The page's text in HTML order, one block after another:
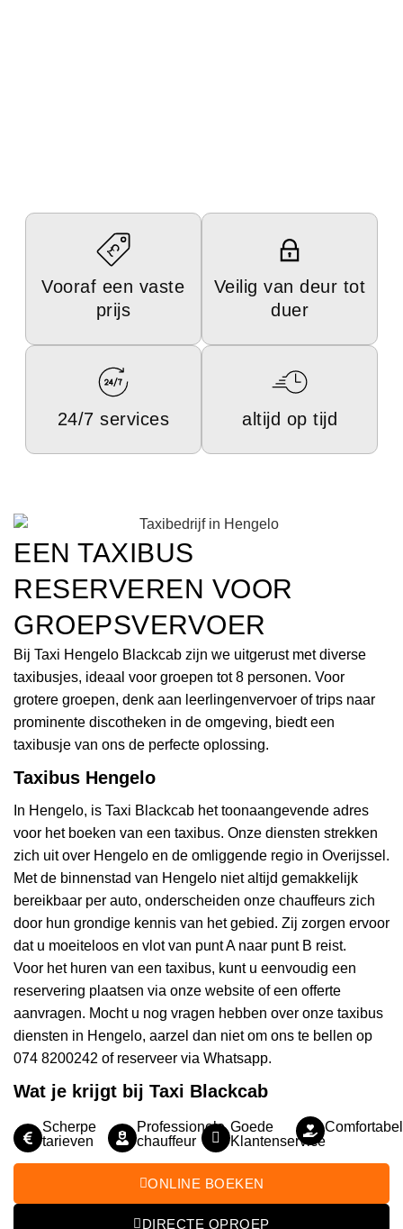
Vooraf een vaste
prijs
Veilig van deur tot
duer
24/7 services altijd op tijd
EEN TAXIBUS
RESERVEREN VOOR
GROEPSVERVOER
Bij Taxi Hengelo Blackcab zijn we uitgerust met diverse
taxibusjes, ideaal voor groepen tot 8 personen. Voor
grotere groepen, denk aan leerlingenvervoer of trips naar
prominente discotheken in de omgeving, biedt een
taxibusje van ons de perfecte oplossing.
Taxibus Hengelo
In Hengelo, is Taxi Blackcab het toonaangevende adres
voor het boeken van een taxibus. Onze diensten strekken
zich uit over Hengelo en de omliggende regio in Overijssel.
Met de binnenstad van Hengelo niet altijd gemakkelijk
bereikbaar per auto, onderscheiden onze chauffeurs zich
door hun grondige kennis van het gebied. Zij zorgen ervoor
dat u moeiteloos en vlot van punt A naar punt B reist.
Voor het huren van een taxibus, kunt u eenvoudig een
reservering plaatsen via onze website of een offerte
aanvragen. Mocht u nog vragen hebben over onze taxibus
diensten in Hengelo, aarzel dan niet om ons te bellen op
074 8200242 of reserveer via Whatsapp.
Wat je krijgt bij Taxi Blackcab
Scherpe
tarieven
Professionele
chauffeur
Goede
Klantenservice
Comfortabel
ONLINE BOEKEN
DIRECTE OPROEP